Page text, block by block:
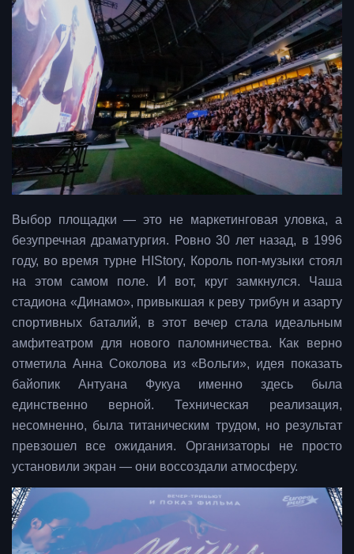
Выбор площадки — это не маркетинговая уловка, а
безупречная драматургия. Ровно 30 лет назад, в 1996
году, во время турне HIStory, Король поп-музыки стоял
на этом самом поле. И вот, круг замкнулся. Чаша
стадиона «Динамо», привыкшая к реву трибун и азарту
спортивных баталий, в этот вечер стала идеальным
амфитеатром для нового паломничества. Как верно
отметила Анна Соколова из «Вольги», идея показать
байопик Антуана Фукуа именно здесь была
единственно верной. Техническая реализация,
несомненно, была титаническим трудом, но результат
превзошел все ожидания. Организаторы не просто
установили экран — они воссоздали атмосферу.